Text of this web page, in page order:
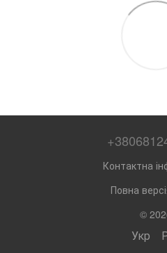
Контактна
Повна
©
Укр